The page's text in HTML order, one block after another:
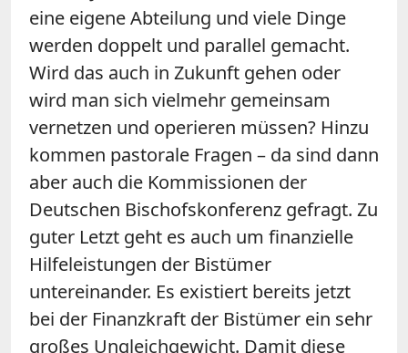
eine eigene Abteilung und viele Dinge
werden doppelt und parallel gemacht.
Wird das auch in Zukunft gehen oder
wird man sich vielmehr gemeinsam
vernetzen und operieren müssen? Hinzu
kommen pastorale Fragen – da sind dann
aber auch die Kommissionen der
Deutschen Bischofskonferenz gefragt. Zu
guter Letzt geht es auch um finanzielle
Hilfeleistungen der Bistümer
untereinander. Es existiert bereits jetzt
bei der Finanzkraft der Bistümer ein sehr
großes Ungleichgewicht. Damit diese